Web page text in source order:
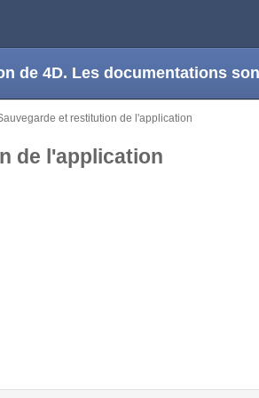
de 4D. Les documentations
et restitution de l'application
de l'application